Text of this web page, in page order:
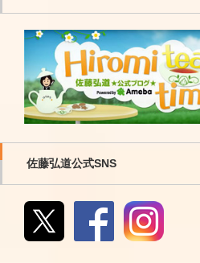
佐藤弘道公式SNS